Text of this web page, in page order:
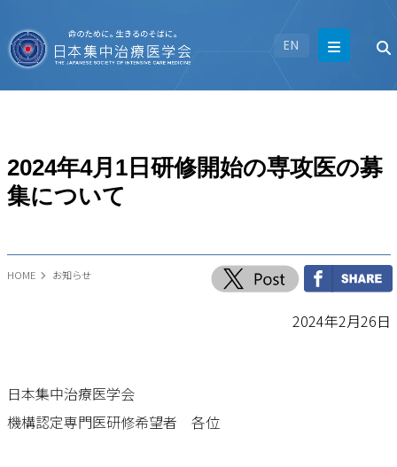
EN
2024年4月1日研修開始の専攻医の募
集について
HOME お知らせ
2024年2月26日
日本集中治療医学会
機構認定専門医研修希望者 各位